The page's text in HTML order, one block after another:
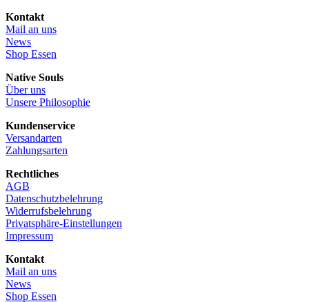
Kontakt
Mail an uns
News
Shop Essen
Native Souls
Über uns
Unsere Philosophie
Kundenservice
Versandarten
Zahlungsarten
Rechtliches
AGB
Datenschutzbelehrung
Widerrufsbelehrung
Privatsphäre-Einstellungen
Impressum
Kontakt
Mail an uns
News
Shop Essen